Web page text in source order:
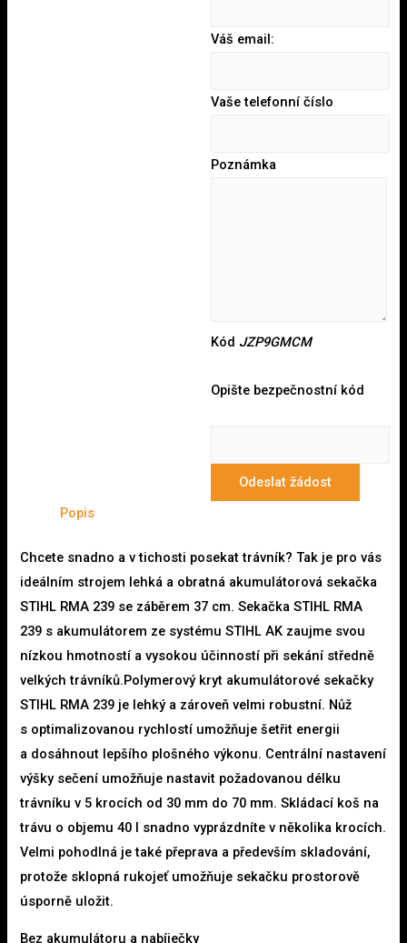
Váš email:
Vaše telefonní číslo
Poznámka
Kód JZP9GMCM
Opište bezpečnostní kód
Odeslat žádost
Popis
Chcete snadno a v tichosti posekat trávník? Tak je pro vás
ideálním strojem lehká a obratná akumulátorová sekačka
STIHL RMA 239 se záběrem 37 cm. Sekačka STIHL RMA
239 s akumulátorem ze systému STIHL AK zaujme svou
nízkou hmotností a vysokou účinností při sekání středně
velkých trávníků.Polymerový kryt akumulátorové sekačky
STIHL RMA 239 je lehký a zároveň velmi robustní. Nůž
s optimalizovanou rychlostí umožňuje šetřit energii
a dosáhnout lepšího plošného výkonu. Centrální nastavení
výšky sečení umožňuje nastavit požadovanou délku
trávníku v 5 krocích od 30 mm do 70 mm. Skládací koš na
trávu o objemu 40 l snadno vyprázdníte v několika krocích.
Velmi pohodlná je také přeprava a především skladování,
protože sklopná rukojeť umožňuje sekačku prostorově
úsporně uložit.
Bez akumulátoru a nabíječky